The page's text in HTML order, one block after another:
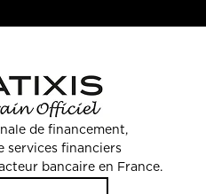
de financement,
services financiers
bancaire en France.